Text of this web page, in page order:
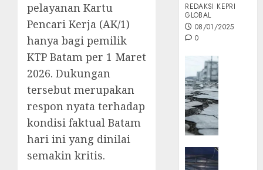
pelayanan Kartu
Pencari Kerja (AK/1)
hanya bagi pemilik
KTP Batam per 1 Maret
2026. Dukungan
tersebut merupakan
respon nyata terhadap
kondisi faktual Batam
hari ini yang dinilai
semakin kritis.
REDAKSI KEPRI
GLOBAL
08/01/2025
0